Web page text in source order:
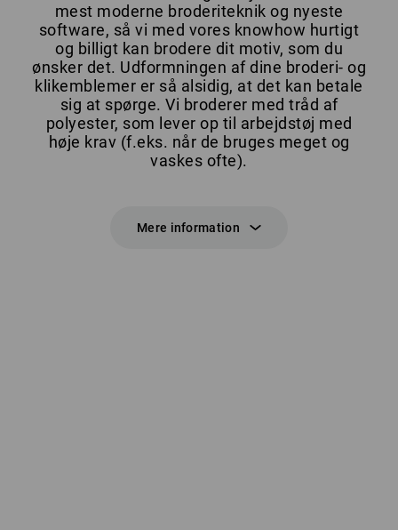
mest moderne broderiteknik og nyeste
software, så vi med vores knowhow hurtigt
og billigt kan brodere dit motiv, som du
ønsker det. Udformningen af dine broderi- og
klikemblemer er så alsidig, at det kan betale
sig at spørge. Vi broderer med tråd af
polyester, som lever op til arbejdstøj med
høje krav (f.eks. når de bruges meget og
vaskes ofte).
Mere information